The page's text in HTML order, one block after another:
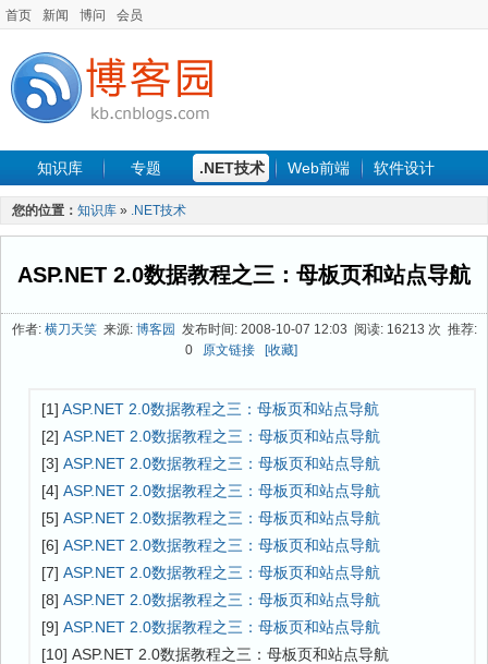
首页 新闻 博问 会员
知识库 专题 .NET技术 Web前端 软件设计
手机开发 软件工程
最新文章
您的位置： 知识库 » .NET技术
ASP.NET 2.0数据教程之三：母板页和站点导航
作者: 横刀天笑来源: 博客园 发布时间: 2008-10-07 12:03 阅读: 16213 次 推荐:
0
原文链接 [收藏]
[1] ASP.NET 2.0数据教程之三：母板页和站点导航
[2] ASP.NET 2.0数据教程之三：母板页和站点导航
[3] ASP.NET 2.0数据教程之三：母板页和站点导航
[4] ASP.NET 2.0数据教程之三：母板页和站点导航
[5] ASP.NET 2.0数据教程之三：母板页和站点导航
[6] ASP.NET 2.0数据教程之三：母板页和站点导航
[7] ASP.NET 2.0数据教程之三：母板页和站点导航
[8] ASP.NET 2.0数据教程之三：母板页和站点导航
[9] ASP.NET 2.0数据教程之三：母板页和站点导航
[10] ASP.NET 2.0数据教程之三：母板页和站点导航